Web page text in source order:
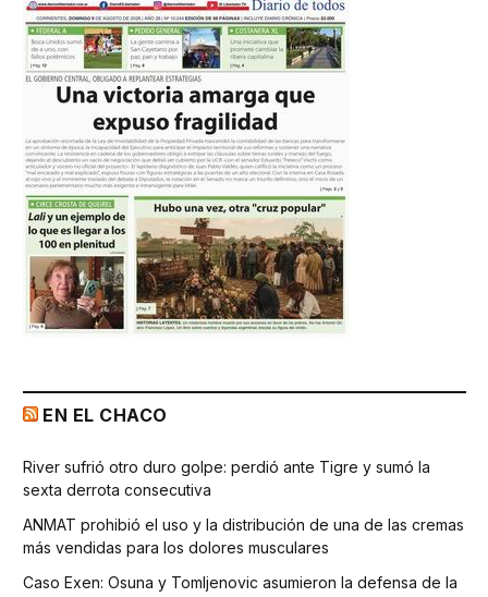
EN EL CHACO
River sufrió otro duro golpe: perdió ante Tigre y sumó la
sexta derrota consecutiva
ANMAT prohibió el uso y la distribución de una de las cremas
más vendidas para los dolores musculares
Caso Exen: Osuna y Tomljenovic asumieron la defensa de la